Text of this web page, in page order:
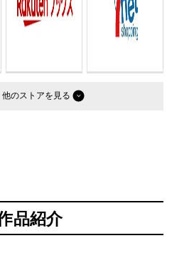
他のストア
品紹介